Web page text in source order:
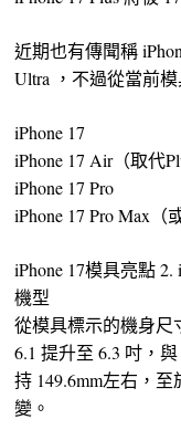
近期也有傳聞稱
Ultra ，不過從當前
iPhone 17
iPhone 17 Air（取代
iPhone 17 Pro
iPhone 17 Pro Max（
iPhone 17模具亮點
機型
從模具標示的機身尺
6.1 提升至 6.3 吋，
持 149.6mm左右，至
變。